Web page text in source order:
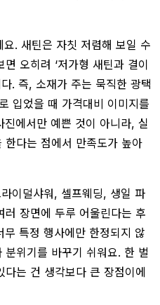
요. 새틴은 자칫 저렴해 보일 수
오히려 ‘저가형 새틴과 결이
. 즉, 소재가 주는 묵직한 광택
입었을 때 가격대비 이미지를
에서만 예쁜 것이 아니라, 실
다는 점에서 만족도가 높아
이덜샤워, 셀프웨딩, 생일 파
장면에 두루 어울린다는 후
특정 행사에만 한정되지 않
위기를 바꾸기 쉬워요. 한 벌
는 건 생각보다 큰 장점이에